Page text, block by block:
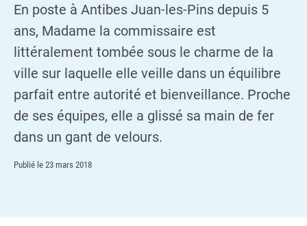
En poste à Antibes Juan-les-Pins depuis 5
ans, Madame la commissaire est
littéralement tombée sous le charme de la
ville sur laquelle elle veille dans un équilibre
parfait entre autorité et bienveillance. Proche
de ses équipes, elle a glissé sa main de fer
dans un gant de velours.
Publié le 23 mars 2018